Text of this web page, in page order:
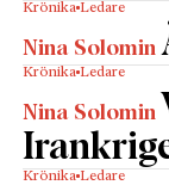
Krönika Ledare
Nina Solomin
Krönika Ledare
Nina Solomin
Krönika Ledare